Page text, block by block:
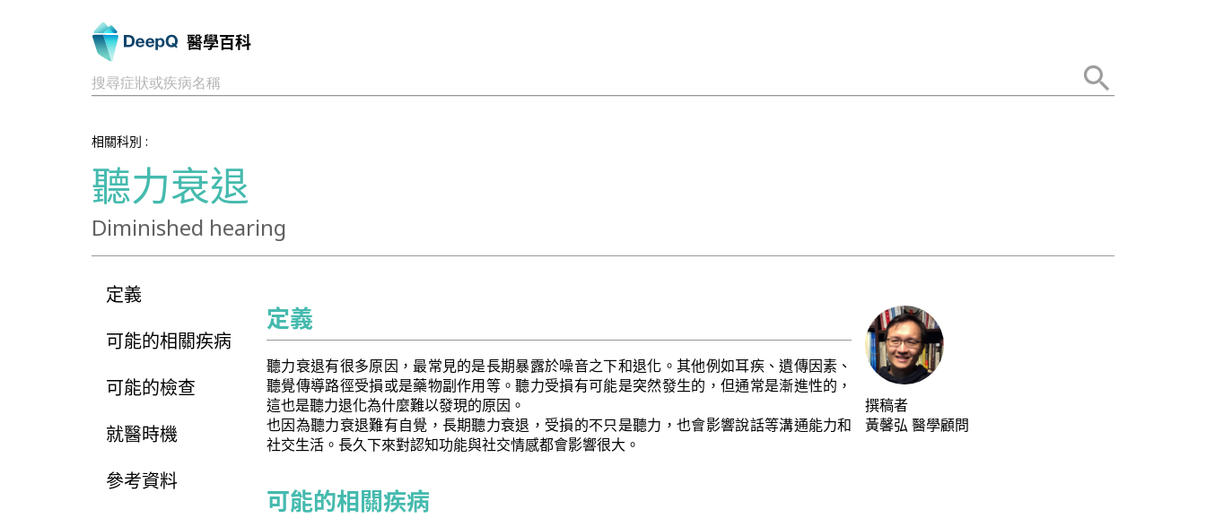
醫學百科
搜尋症狀或疾病名稱
相關科別 :
聽力衰退
Diminished hearing
定義
可能的相關疾病
可能的檢查
就醫時機
參考資料
定義
聽力衰退有很多原因，最常見的是長期暴露於噪音之下和退化。其他例如耳疾、遺傳因素、
聽覺傳導路徑受損或是藥物副作用等。聽力受損有可能是突然發生的，但通常是漸進性的，
這也是聽力退化為什麼難以發現的原因。
也因為聽力衰退難有自覺，長期聽力衰退，受損的不只是聽力，也會影響說話等溝通能力和
社交生活。長久下來對認知功能與社交情感都會影響很大。
可能的相關疾病
撰稿者
黃馨弘 醫學顧問